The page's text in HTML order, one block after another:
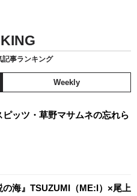
記事ランキング
Weekly
ッツ・草野マサムネの忘れら
の海』TSUZUMI（ME:I）×尾上